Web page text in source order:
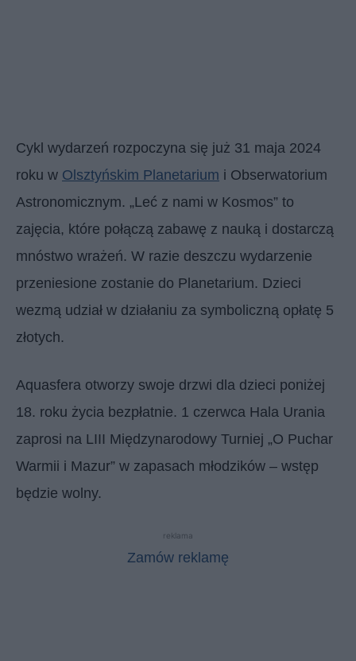
Cykl wydarzeń rozpoczyna się już 31 maja 2024
roku w Olsztyńskim Planetarium i Obserwatorium
Astronomicznym. „Leć z nami w Kosmos” to
zajęcia, które połączą zabawę z nauką i dostarczą
mnóstwo wrażeń. W razie deszczu wydarzenie
przeniesione zostanie do Planetarium. Dzieci
wezmą udział w działaniu za symboliczną opłatę 5
złotych.
Aquasfera otworzy swoje drzwi dla dzieci poniżej
18. roku życia bezpłatnie. 1 czerwca Hala Urania
zaprosi na LIII Międzynarodowy Turniej „O Puchar
Warmii i Mazur” w zapasach młodzików – wstęp
będzie wolny.
reklama
Zamów reklamę